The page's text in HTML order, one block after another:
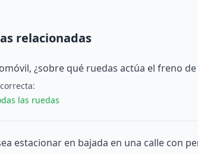
relacionadas
¿sobre qué ruedas actúa el freno
correcta:
las ruedas
estacionar en bajada en una calle con